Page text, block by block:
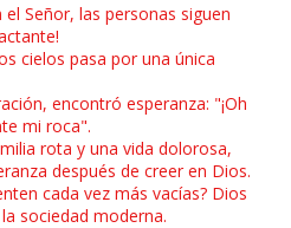
Señor, las personas siguen
cielos pasa por una única
encontró esperanza: "¡Oh
mi roca".
rota y una vida dolorosa,
después de creer en Dios.
cada vez más vacías? Dios
sociedad moderna.